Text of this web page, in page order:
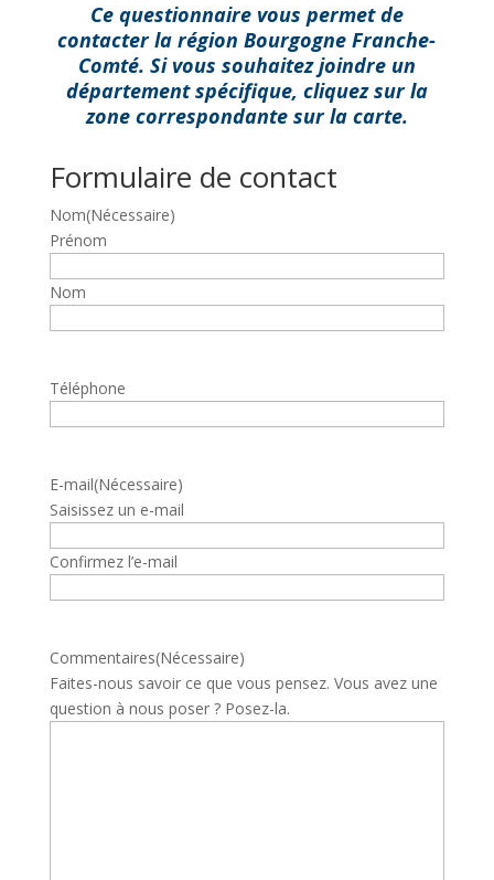
Ce questionnaire vous permet de
contacter la région Bourgogne Franche-
Comté. Si vous souhaitez joindre un
département spécifique, cliquez sur la
zone correspondante sur la carte.
Formulaire de contact
Nom(Nécessaire)
Prénom
Nom
Téléphone
E-mail(Nécessaire)
Saisissez un e-mail
Confirmez l’e-mail
Commentaires(Nécessaire)
Faites-nous savoir ce que vous pensez. Vous avez une
question à nous poser ? Posez-la.